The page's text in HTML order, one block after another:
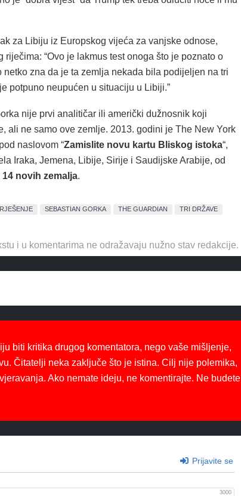
za Libiju iz Europskog vijeća za vanjske odnose,
riječima: “Ovo je lakmus test onoga što je poznato o
netko zna da je ta zemlja nekada bila podijeljen na tri
potpuno neupućen u situaciju u Libiji.”
nije prvi analitičar ili američki dužnosnik koji
ali ne samo ove zemlje. 2013. godini je The New York
naslovom “Zamislite novu kartu Bliskog istoka“,
Iraka, Jemena, Libije, Sirije i Saudijske Arabije, od
14 novih zemalja.
SEBASTIAN GORKA THE GUARDIAN TRI DRŽAVE
i u komentarima ne odražavaju nužno stav redakcije.
biti kritika drugog komentatora, nego vaše mišljenje,
Čitatelji neka zaključe što je istina. Cilj nije polemika,
Ako nemate ideju, ne komentirajte. Ne budete
Prijavite se
3000